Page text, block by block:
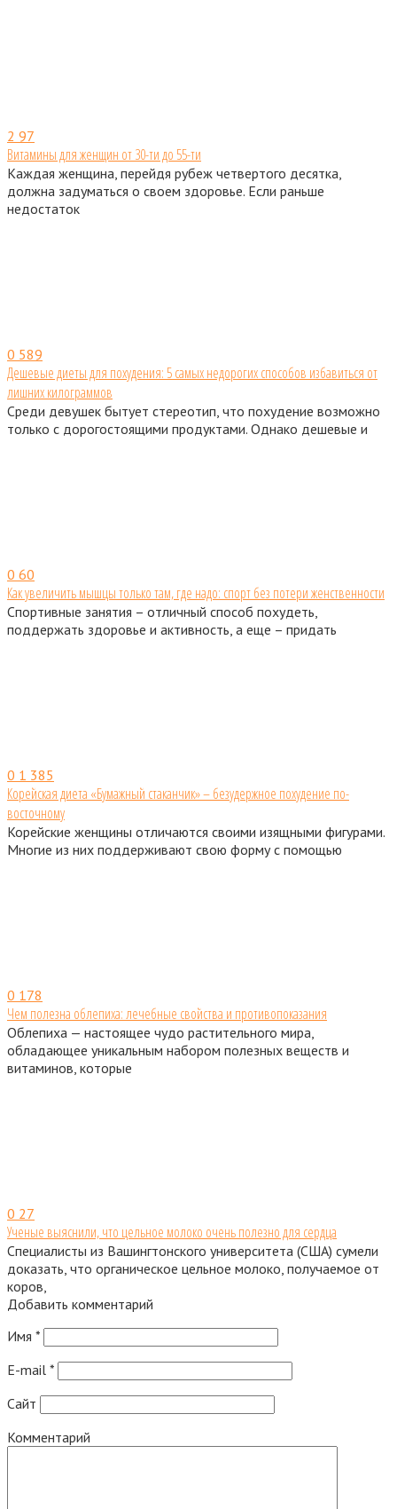
2 97
Витамины для женщин от 30-ти до 55-ти
Каждая женщина, перейдя рубеж четвертого десятка,
должна задуматься о своем здоровье. Если раньше
недостаток
0 589
Дешевые диеты для похудения: 5 самых недорогих способов избавиться от
лишних килограммов
Среди девушек бытует стереотип, что похудение возможно
только с дорогостоящими продуктами. Однако дешевые и
0 60
Как увеличить мышцы только там, где надо: спорт без потери женственности
Спортивные занятия – отличный способ похудеть,
поддержать здоровье и активность, а еще – придать
0 1 385
Корейская диета «Бумажный стаканчик» – безудержное похудение по-
восточному
Корейские женщины отличаются своими изящными фигурами.
Многие из них поддерживают свою форму с помощью
0 178
Чем полезна облепиха: лечебные свойства и противопоказания
Облепиха — настоящее чудо растительного мира,
обладающее уникальным набором полезных веществ и
витаминов, которые
0 27
Ученые выяснили, что цельное молоко очень полезно для сердца
Специалисты из Вашингтонского университета (США) сумели
доказать, что органическое цельное молоко, получаемое от
коров,
Добавить комментарий
Имя *
E-mail *
Сайт
Комментарий